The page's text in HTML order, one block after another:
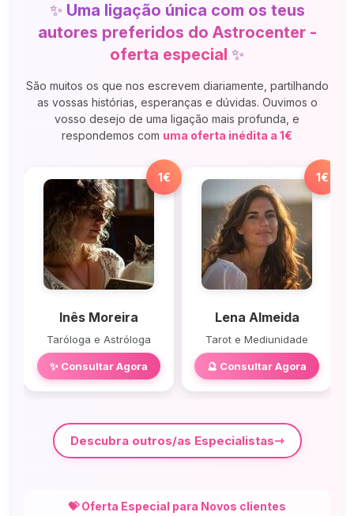
sentimentos por si? Estará a
pensar em si neste
momento?
✨ Uma ligação única com os teus
autores preferidos do Astrocenter -
oferta especial ✨
São muitos os que nos escrevem diariamente, partilhando
as vossas histórias, esperanças e dúvidas. Ouvimos o
vosso desejo de uma ligação mais profunda, e
respondemos com uma oferta inédita a 1€
1€
Inês Moreira
Taróloga e Astróloga
✨ Consultar Agora
1€
Lena Almeida
Tarot e Mediunidade
🔮 Consultar Agora
Descubra outros/as Especialistas
💝 Oferta Especial para Novos clientes